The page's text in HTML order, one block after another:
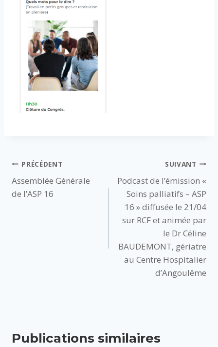
Navigation
de
PRÉCÉDENT
Assemblée Générale
de l’ASP 16
SUIVANT
Podcast de l’émission «
Soins palliatifs – ASP
16 » diffusée le 21/04
sur RCF et animée par
le Dr Céline
BAUDEMONT, gériatre
au Centre Hospitalier
d’Angoulême
Publications similaires